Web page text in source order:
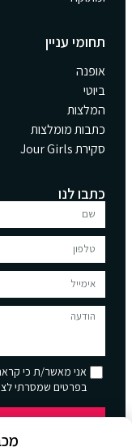
תחומי עניין
אופנה
ביוטי
המלצות
כתבות מומלצות
סקירת Jour Girls
כתבו לנו
אני מאשר/ת כי
בפרטים שמסרתי